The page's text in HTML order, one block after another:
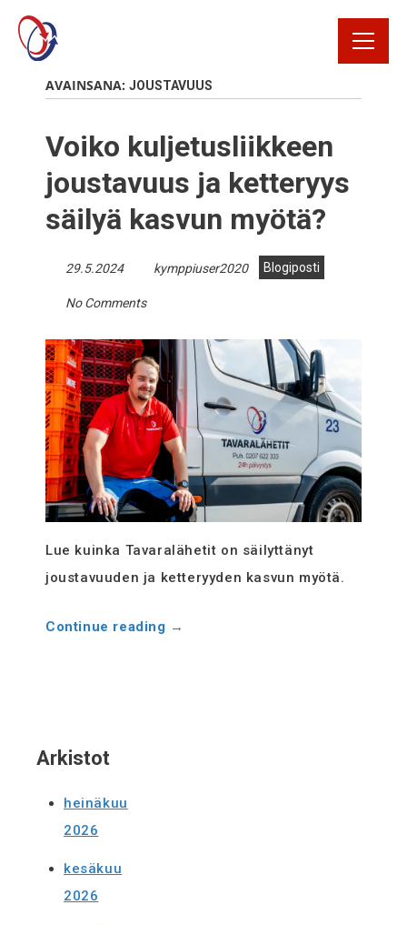
Yhteystiedot
Avaa Oiva raportti
Kirjaudu
tilausportaaliin
Evästekäytäntö
(EU)
AVAINSANA: JOUSTAVUUS
Voiko kuljetusliikkeen
joustavuus ja ketteryys
säilyä kasvun myötä?
29.5.2024 kymppiuser2020 Blogiposti
No Comments
Lue kuinka Tavaralähetit on säilyttänyt
joustavuuden ja ketteryyden kasvun myötä.
Continue reading →
Arkistot
heinäkuu
2026
kesäkuu
2026